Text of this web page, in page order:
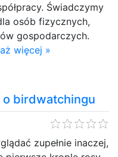
Świadczymy
osób fizycznych,
gospodarczych.
więcej »
o birdwatchingu
zupełnie inaczej,